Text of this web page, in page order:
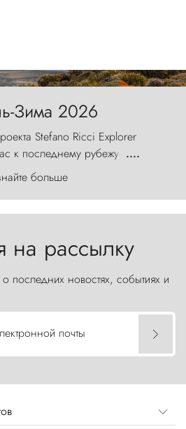
Зима 2026
Stefano Ricci Explorer
к последнему рубежу
мира, где ветер с
ваяет ландшафт, а пики
словно каменные стражи,
....
больше
на рассылку
последних новостях, событиях и
почты